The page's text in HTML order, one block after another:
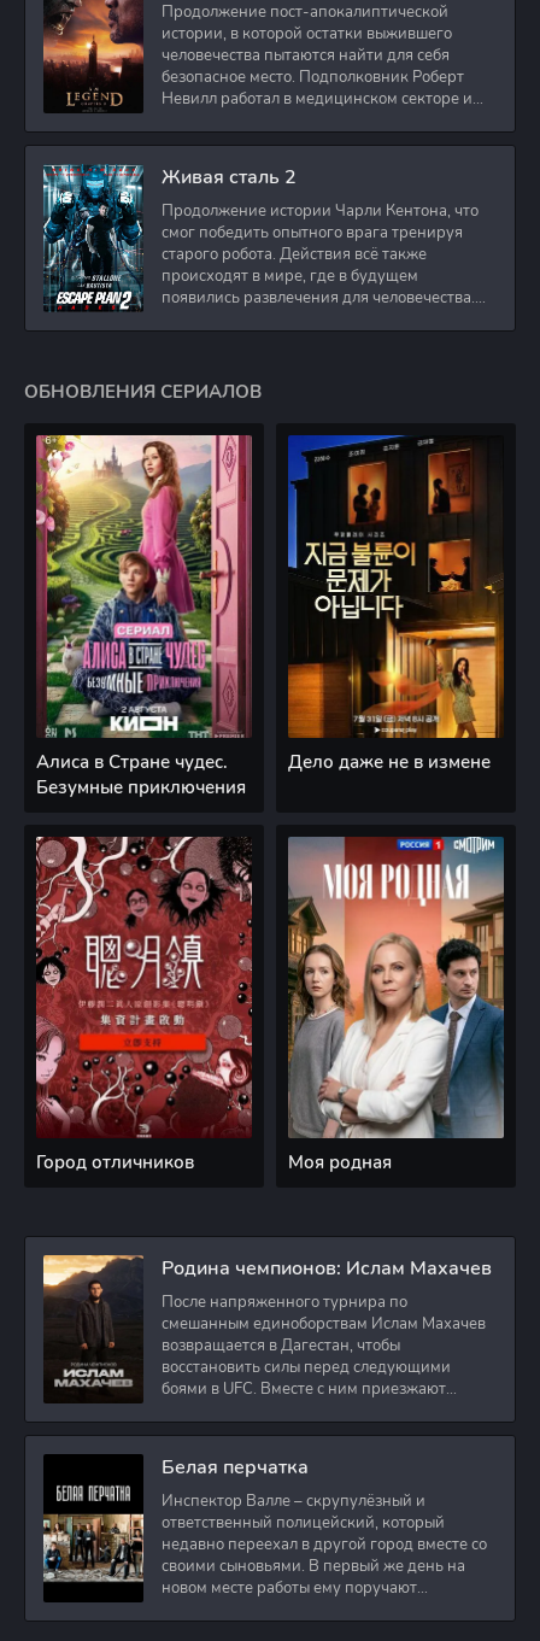
Продолжение пост-апокалиптической
истории, в которой остатки выжившего
человечества пытаются найти для себя
безопасное место. Подполковник Роберт
Невилл работал в медицинском секторе и
Живая сталь 2
Продолжение истории Чарли Кентона, что
смог победить опытного врага тренируя
старого робота. Действия всё также
происходят в мире, где в будущем
появились развлечения для человечества.
ОБНОВЛЕНИЯ СЕРИАЛОВ
Алиса в Стране чудес.
Безумные приключения
Дело даже не в измене
Город отличников Моя родная
Родина чемпионов: Ислам Махачев
После напряженного турнира по
смешанным единоборствам Ислам Махачев
возвращается в Дагестан, чтобы
восстановить силы перед следующими
боями в UFC. Вместе с ним приезжают
Белая перчатка
Инспектор Валле – скрупулёзный и
ответственный полицейский, который
недавно переехал в другой город вместе со
своими сыновьями. В первый же день на
новом месте работы ему поручают